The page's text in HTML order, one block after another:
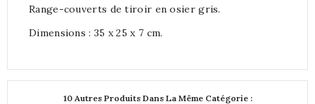
Range-couverts de tiroir en osier gris.
Dimensions : 35 x 25 x 7 cm.
10 Autres Produits Dans La Même Catégorie :